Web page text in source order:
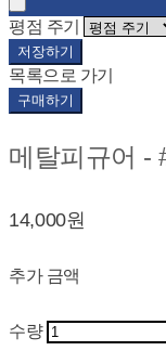
평점 주기
저장하기
목록으로 가기
구매하기
메탈피규어 -
14,000원
추가 금액
수량